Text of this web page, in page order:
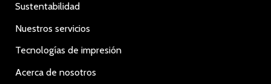
Sustentabilidad
Nuestros servicios
Tecnologías de impresión
Acerca de nosotros